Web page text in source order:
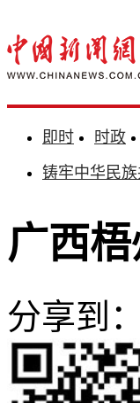
即时 时政
铸牢中华民
广西
分享到：